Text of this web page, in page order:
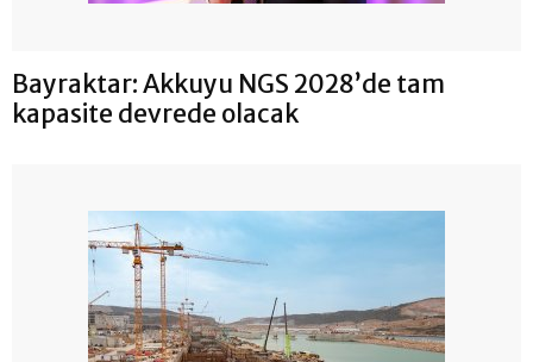
Bayraktar: Akkuyu NGS 2028’de tam
kapasite devrede olacak